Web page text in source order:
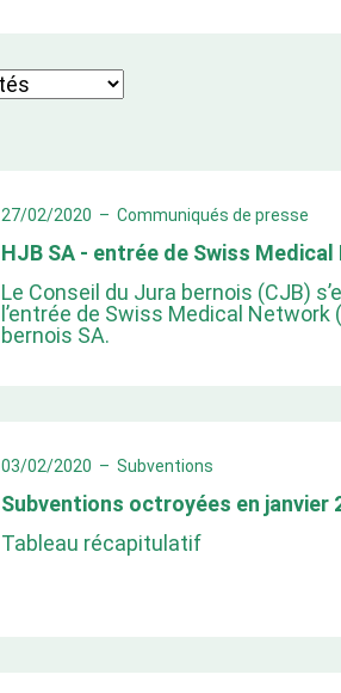
27/02/2020 –Communiqués de presse
HJB SA - entrée de Swiss
Le Conseil du Jura bernois (CJB)
l’entrée de Swiss Medical
bernois SA.
03/02/2020 –Subventions
Subventions octroyées en janvier
Tableau récapitulatif